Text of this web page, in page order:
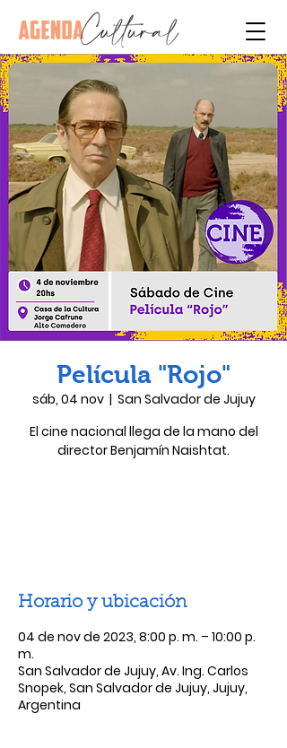
Película "Rojo"
sáb, 04 nov
  |
San Salvador de Jujuy
El cine nacional llega de la mano del
director Benjamín Naishtat.
Horario y ubicación
04 de nov de 2023, 8:00 p. m. – 10:00 p.
m.
San Salvador de Jujuy, Av. Ing. Carlos
Snopek, San Salvador de Jujuy, Jujuy,
Argentina